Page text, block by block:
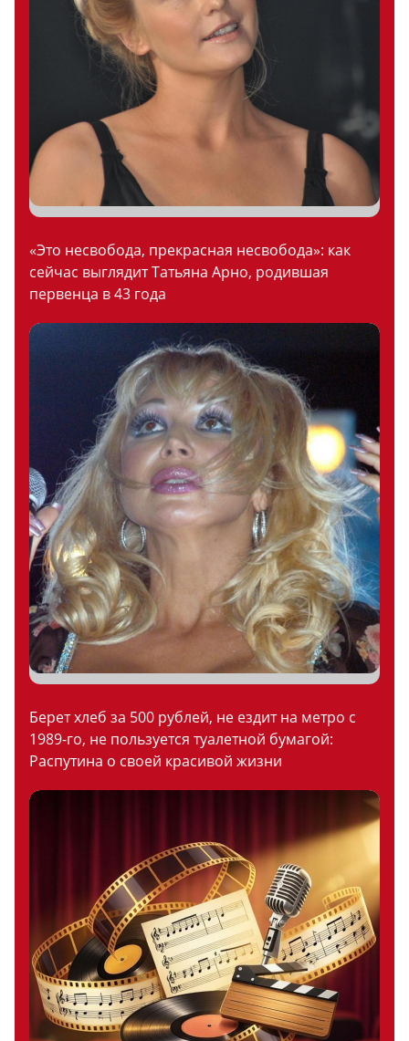
«Это несвобода, прекрасная несвобода»: как
сейчас выглядит Татьяна Арно, родившая
первенца в 43 года
Берет хлеб за 500 рублей, не ездит на метро с
1989-го, не пользуется туалетной бумагой:
Распутина о своей красивой жизни